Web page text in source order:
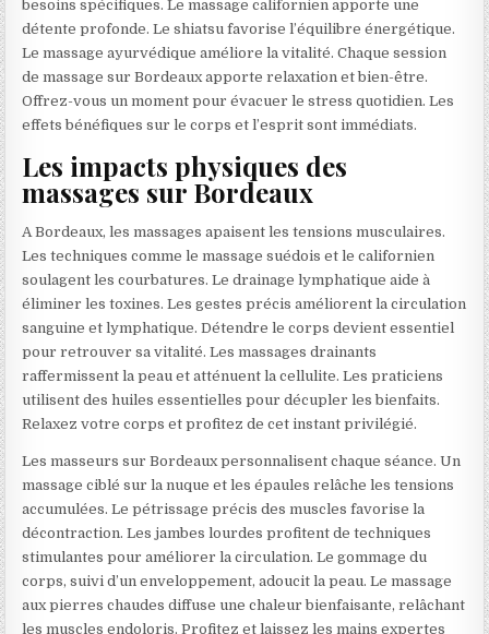
besoins spécifiques. Le massage californien apporte une
détente profonde. Le shiatsu favorise l’équilibre énergétique.
Le massage ayurvédique améliore la vitalité. Chaque session
de massage sur Bordeaux apporte relaxation et bien-être.
Offrez-vous un moment pour évacuer le stress quotidien. Les
effets bénéfiques sur le corps et l’esprit sont immédiats.
Les impacts physiques des
massages sur Bordeaux
A Bordeaux, les massages apaisent les tensions musculaires.
Les techniques comme le massage suédois et le californien
soulagent les courbatures. Le drainage lymphatique aide à
éliminer les toxines. Les gestes précis améliorent la circulation
sanguine et lymphatique. Détendre le corps devient essentiel
pour retrouver sa vitalité. Les massages drainants
raffermissent la peau et atténuent la cellulite. Les praticiens
utilisent des huiles essentielles pour décupler les bienfaits.
Relaxez votre corps et profitez de cet instant privilégié.
Les masseurs sur Bordeaux personnalisent chaque séance. Un
massage ciblé sur la nuque et les épaules relâche les tensions
accumulées. Le pétrissage précis des muscles favorise la
décontraction. Les jambes lourdes profitent de techniques
stimulantes pour améliorer la circulation. Le gommage du
corps, suivi d’un enveloppement, adoucit la peau. Le massage
aux pierres chaudes diffuse une chaleur bienfaisante, relâchant
les muscles endoloris. Profitez et laissez les mains expertes